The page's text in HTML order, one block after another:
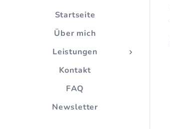
Startseite
Über mich
Leistungen
Kontakt
FAQ
Newsletter